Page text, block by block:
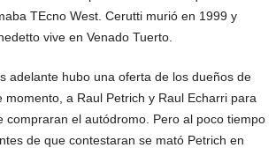
TEcno West. Cerutti murió en 1999 y
vive en Venado Tuerto.
adelante hubo una oferta de los dueños de
momento, a Raul Petrich y Raul Echarri para
compraran el autódromo. Pero al poco tiempo
de que contestaran se mató Petrich en